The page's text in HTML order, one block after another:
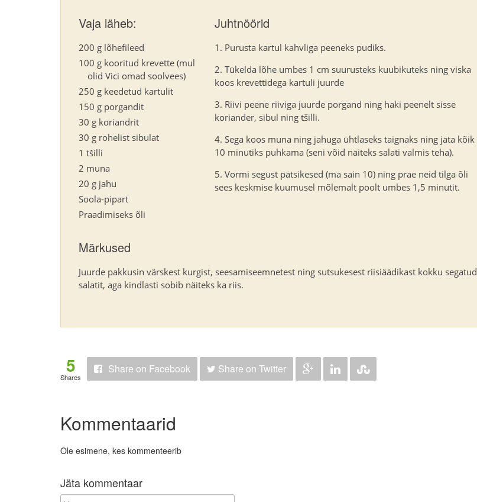
Vaja läheb:
200 g lõhefileed
100 g kooritud krevette (mul
olid Vici omad soolvees)
250 g keedetud kartulit
150 g porgandit
30 g koriandrit
30 g rohelist sibulat
1 tšilli
2 muna
20 g jahu
Soola-pipart
Praadimiseks õli
Juhtnöörid
Purusta kartul kahvliga peeneks pudiks.
Tükelda lõhe umbes 1 cm suurusteks kuubikuteks ning viska
koos krevettidega kartuli juurde
Riivi peene riiviga juurde porgand ning haki peenelt sisse
koriander, sibul ning tšilli.
Sega koos muna ning jahuga ühtlaseks taignaks ning jäta kõik
10 minutiks puhkama (seni võid näiteks salati valmis teha).
Vormi segust pätsikesed (ma sain 10) ning prae neid tilga õli
sees keskmise kuumusel mõlemalt poolt umbes 1,5 minutit.
Märkused
Juurde pakkusin värskest kurgist, seesamiseemnetest ning sutsukesest riisiäädikast kokku segatud
salatit, aga kindlasti sobib näiteks ka riis.
5
Shares
Share on Facebook Share on Twitter
Kommentaarid
Ole esimene, kes kommenteerib
Jäta kommentaar